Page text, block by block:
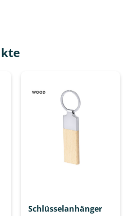
Schlüsselanhänger